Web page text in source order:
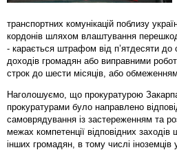
транспортних комунікацій поблизу
кордонів шляхом влаштування
- карається штрафом від п’ятдесяти до
доходів громадян або виправними
строк до шести місяців, або
Наголошуємо, що прокуратурою
прокуратурами було направлено
самоврядування із застереженням та
межах компетенції відповідних
інших громадян, в тому числі іноземців